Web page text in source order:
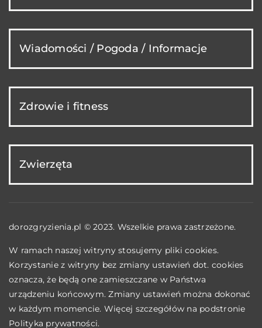
Wiadomości / Pogoda / Informacje
Zdrowie i fitness
Zwierzęta
dorozgryzienia.pl © 2023. Wszelkie prawa zastrzeżone.
W ramach naszej witryny stosujemy pliki cookies.
Korzystanie z witryny bez zmiany ustawień dot. cookies
oznacza, że będą one zamieszczane w Państwa
urządzeniu końcowym. Zmiany ustawień można dokonać
w każdym momencie. Więcej szczegółów na podstronie
Polityka prywatności.